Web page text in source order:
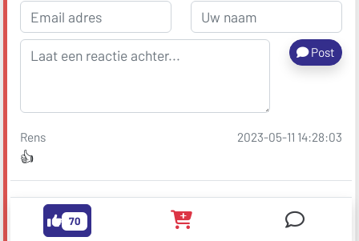
Post
Rens 2023-05-11 14:28:03
👍
70